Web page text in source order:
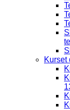
Kurset